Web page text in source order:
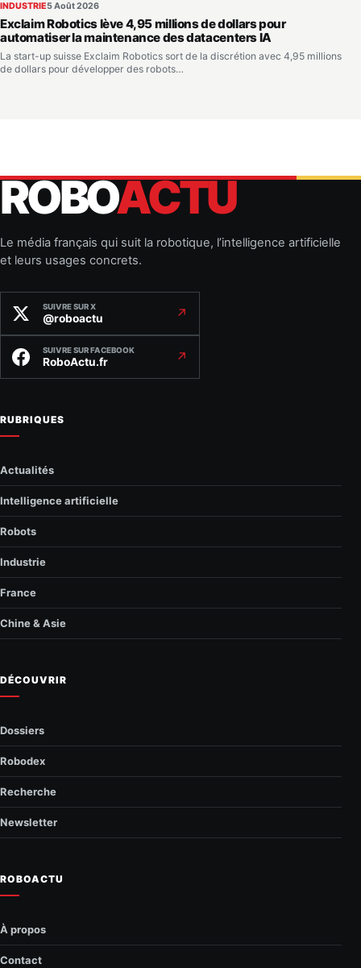
INDUSTRIE5 Août 2026
Exclaim Robotics lève 4,95 millions de dollars pour
automatiser la maintenance des datacenters IA
La start-up suisse Exclaim Robotics sort de la discrétion avec 4,95 millions
de dollars pour développer des robots…
ROBOACTU
Le média français qui suit la robotique, l’intelligence artificielle
et leurs usages concrets.
SUIVRE SUR X
@roboactu ↗
SUIVRE SUR FACEBOOK
RoboActu.fr ↗
RUBRIQUES
Actualités
Intelligence artificielle
Robots
Industrie
France
Chine & Asie
DÉCOUVRIR
Dossiers
Robodex
Recherche
Newsletter
ROBOACTU
À propos
Contact